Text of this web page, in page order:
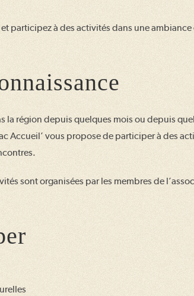
participez à des activités dans une
la région depuis quelques mois ou depuis
Accueil’ vous propose de participer à des
sont organisées par les membres de